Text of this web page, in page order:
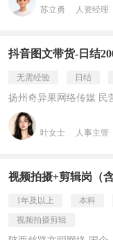
苏立勇 人资经理
抖音图文带货-日结
无需经验 日结
扬州奇异果网络传媒 民
叶女士 人事主管
视频拍摄+剪辑岗（含
1年及以上 本科
视频拍摄剪辑